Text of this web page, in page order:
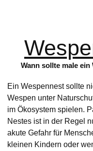
Wann sollte male
Ein Wespennest sollte
Wespen unter
im Ökosystem spielen.
Nestes ist in der Regel
akute Gefahr für
kleinen Kindern oder